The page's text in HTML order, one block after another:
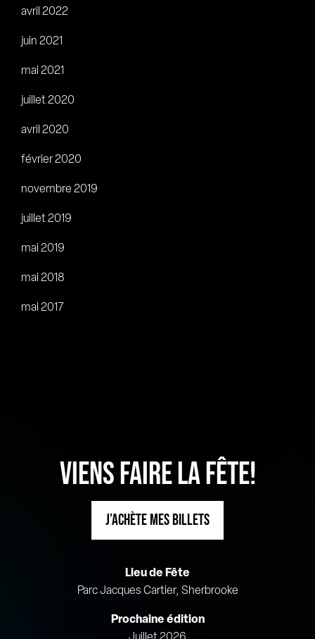
avril 2022
juin 2021
mai 2021
juillet 2020
avril 2020
février 2020
novembre 2019
juillet 2019
mai 2019
mai 2018
mai 2017
VIENS FAIRE LA FÊTE!
J’ACHÈTE MES BILLETS
Lieu de Fête
Parc Jacques Cartier, Sherbrooke
Prochaine édition